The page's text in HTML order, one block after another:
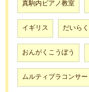
真駒内ピアノ教室
イギリス だいら
おんがくこうぼう
ムルティプラコンサー